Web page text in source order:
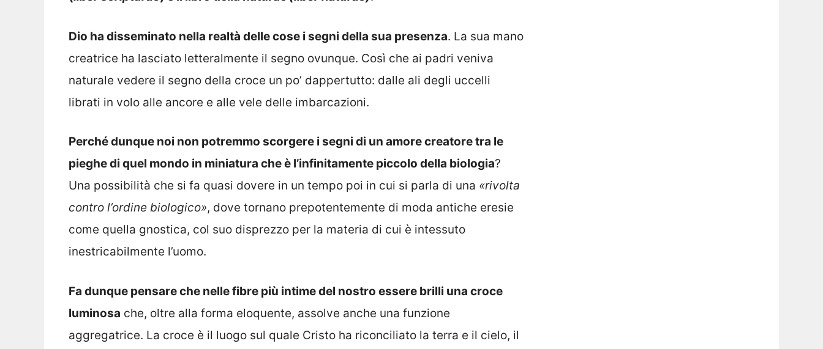
Dio ha disseminato nella realtà delle cose i segni della sua presenza. La sua mano
creatrice ha lasciato letteralmente il segno ovunque. Così che ai padri veniva
naturale vedere il segno della croce un po’ dappertutto: dalle ali degli uccelli
librati in volo alle ancore e alle vele delle imbarcazioni.
Perché dunque noi non potremmo scorgere i segni di un amore creatore tra le
pieghe di quel mondo in miniatura che è l’infinitamente piccolo della biologia?
Una possibilità che si fa quasi dovere in un tempo poi in cui si parla di una «rivolta
contro l’ordine biologico», dove tornano prepotentemente di moda antiche eresie
come quella gnostica, col suo disprezzo per la materia di cui è intessuto
inestricabilmente l’uomo.
Fa dunque pensare che nelle fibre più intime del nostro essere brilli una croce
luminosa che, oltre alla forma eloquente, assolve anche una funzione
aggregatrice. La croce è il luogo sul quale Cristo ha riconciliato la terra e il cielo, il